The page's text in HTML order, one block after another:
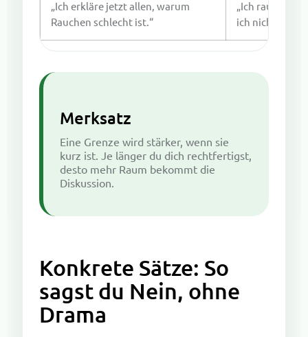
„Ich erkläre jetzt allen, warum
Rauchen schlecht ist.“
„Ich rauche
ich nicht
Merksatz
Eine Grenze wird stärker, wenn sie
kurz ist. Je länger du dich rechtfertigst,
desto mehr Raum bekommt die
Diskussion.
Konkrete Sätze: So
sagst du Nein, ohne
Drama